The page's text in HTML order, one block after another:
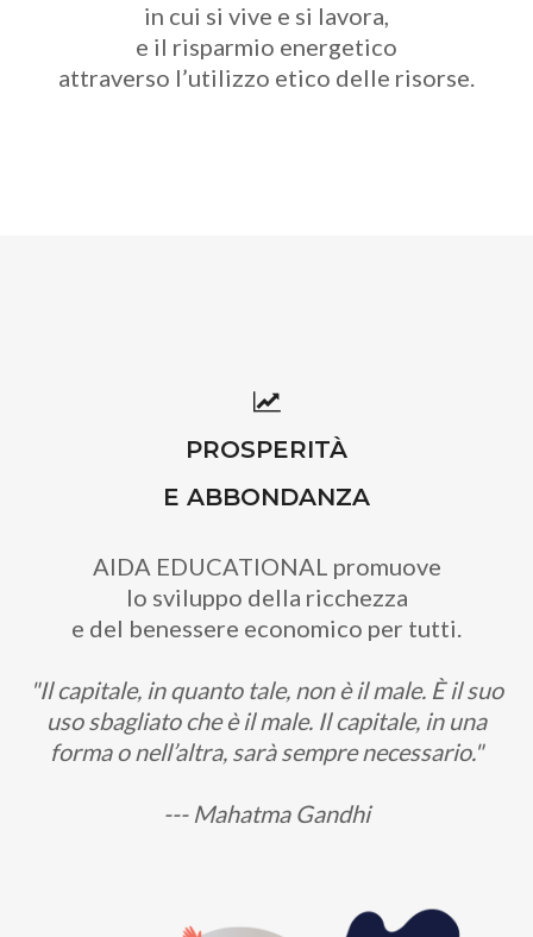
in cui si vive e si lavora,
e il risparmio energetico
attraverso l’utilizzo etico delle risorse.
PROSPERITÀ
E ABBONDANZA
AIDA EDUCATIONAL promuove
lo sviluppo della ricchezza
e del benessere economico per tutti.
"Il capitale, in quanto tale, non è il male. È il suo
uso sbagliato che è il male. Il capitale, in una
forma o nell’altra, sarà sempre necessario."
--- Mahatma Gandhi